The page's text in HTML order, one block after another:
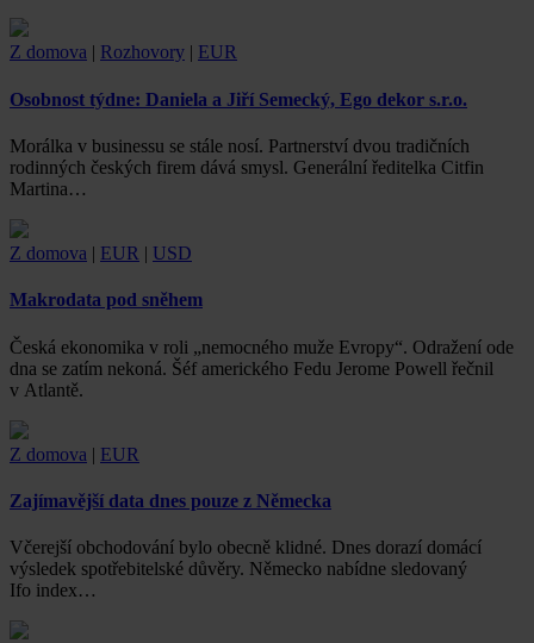
Z domova Rozhovory EUR
Osobnost týdne: Daniela a Jiří Semecký, Ego dekor s.r.o.
Morálka v businessu se stále nosí. Partnerství dvou tradičních
rodinných českých firem dává smysl. Generální ředitelka Citfin
Martina…
Z domova | EUR | USD
Makrodata pod sněhem
Česká ekonomika v roli „nemocného muže Evropy“. Odražení ode
dna se zatím nekoná. Šéf amerického Fedu Jerome Powell řečnil
v Atlantě.
Z domova | EUR
Zajímavější data dnes pouze z Německa
Včerejší obchodování bylo obecně klidné. Dnes dorazí domácí
výsledek spotřebitelské důvěry. Německo nabídne sledovaný
Ifo index…